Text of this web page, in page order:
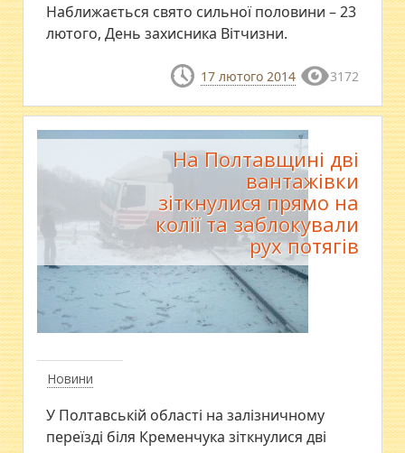
Наближається свято сильної половини – 23
лютого, День захисника Вітчизни.
17 лютого 2014 3172
Новини
На Полтавщині дві
вантажівки
зіткнулися прямо на
колії та заблокували
рух потягів
У Полтавській області на залізничному
переїзді біля Кременчука зіткнулися дві